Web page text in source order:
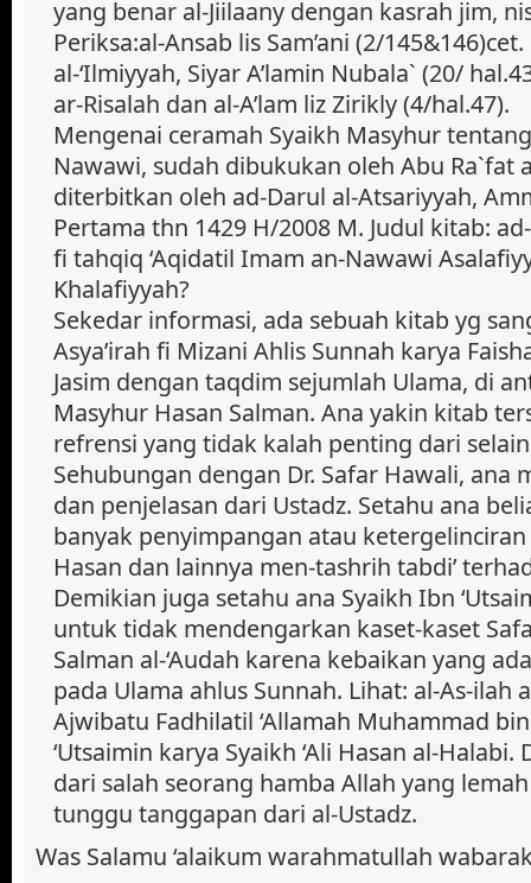
yang benar al-Jiilaany dengan kasrah jim,
Periksa:al-Ansab lis Sam’ani (2/
al-‘Ilmiyyah, Siyar A’lamin Nubala` (20/
ar-Risalah dan al-A’lam liz Zirikly (4/hal.47).
Mengenai ceramah Syaikh Masyhur
Nawawi, sudah dibukukan oleh Abu Ra`fat
diterbitkan oleh ad-Darul al-Atsariyyah,
Pertama thn 1429 H/2008 M. Judul kitab:
fi tahqiq ‘Aqidatil Imam an-Nawawi
Khalafiyyah?
Sekedar informasi, ada sebuah kitab yg
Asya’irah fi Mizani Ahlis Sunnah karya
Jasim dengan taqdim sejumlah Ulama, di
Masyhur Hasan Salman. Ana yakin kitab
refrensi yang tidak kalah penting dari
Sehubungan dengan Dr. Safar Hawali, ana
dan penjelasan dari Ustadz. Setahu ana
banyak penyimpangan atau ketergelinciran
Hasan dan lainnya men-tashrih tabdi’
Demikian juga setahu ana Syaikh Ibn
untuk tidak mendengarkan kaset-kaset
Salman al-‘Audah karena kebaikan yang
pada Ulama ahlus Sunnah. Lihat: al-As-ilah
Ajwibatu Fadhilatil ‘Allamah Muhammad
‘Utsaimin karya Syaikh ‘Ali Hasan al-
dari salah seorang hamba Allah yang
tunggu tanggapan dari al-Ustadz.
Was Salamu ‘alaikum warahmatullah